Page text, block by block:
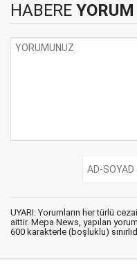
HABERE
UYARI: Yorumların her türlü
aittir. Mepa News, yapılan
600 karakterle (boşluklu)